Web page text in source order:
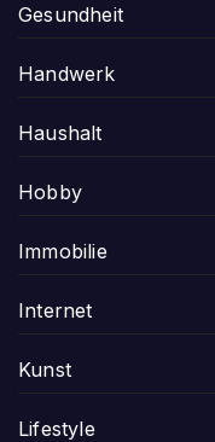
Gesundheit
Handwerk
Haushalt
Hobby
Immobilie
Internet
Kunst
Lifestyle